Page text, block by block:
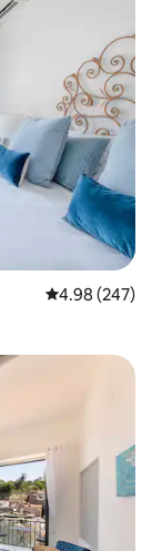
レビュー247
4.98 (247)